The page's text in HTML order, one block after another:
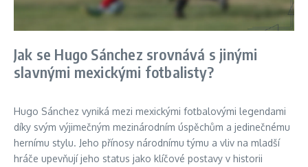
Jak se Hugo Sánchez srovnává s jinými
slavnými mexickými fotbalisty?
Hugo Sánchez vyniká mezi mexickými fotbalovými legendami
díky svým výjimečným mezinárodním úspěchům a jedinečnému
hernímu stylu. Jeho přínosy národnímu týmu a vliv na mladší
hráče upevňují jeho status jako klíčové postavy v historii